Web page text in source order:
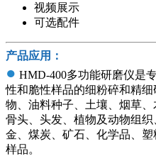
视频展示
可选配件
产品应用：
● HMD-400多功能研磨仪是
性和脆性样品的细粉碎和精
物、油料种子、土壤、烟草、
骨头、头发、植物及动物组
金、煤炭、矿石、化学品、
样品。